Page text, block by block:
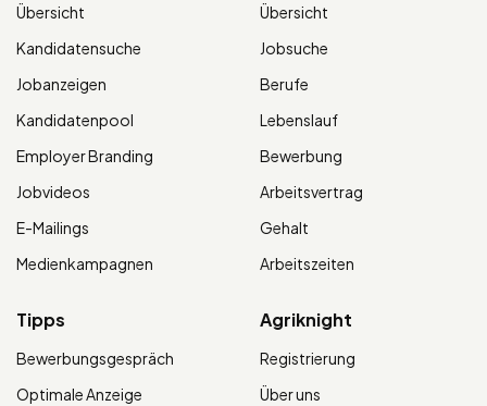
Übersicht
Kandidatensuche
Jobanzeigen
Kandidatenpool
Employer Branding
Jobvideos
E-Mailings
Medienkampagnen
Übersicht
Jobsuche
Berufe
Lebenslauf
Bewerbung
Arbeitsvertrag
Gehalt
Arbeitszeiten
Tipps
Bewerbungsgespräch
Optimale Anzeige
Agriknight
Registrierung
Über uns